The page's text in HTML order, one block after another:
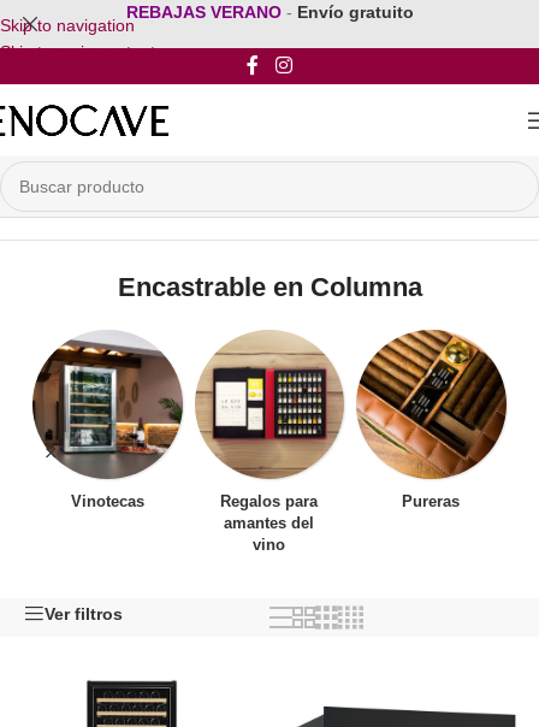
Skip to navigation
Skip to main content
REBAJAS VERANO - Envío gratuito
Inicio/Vinoteca Encastrable/Encastrable en Columna
Encastrable en Columna
Vinotecas
Regalos para
amantes del
vino
Pureras
Ver filtros